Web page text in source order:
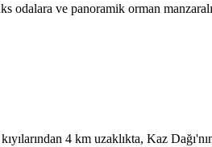
odalara ve panoramik orman
4 km uzaklıkta, Kaz